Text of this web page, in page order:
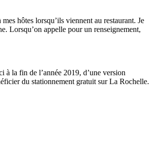
hôtes lorsqu’ils viennent au restaurant. Je
Lorsqu’on appelle pour un renseignement,
la fin de l’année 2019, d’une version
du stationnement gratuit sur La Rochelle.